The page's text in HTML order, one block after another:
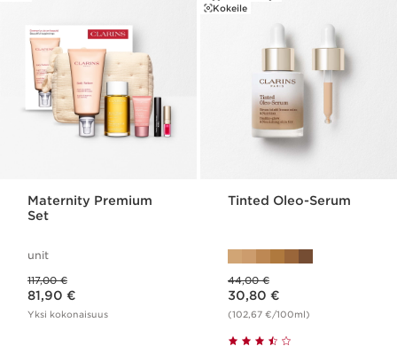
Maternity Premium
Set
unit
117,00 €
Nykyinen hinta 81,90 €
81,90 €
Yksi kokonaisuus
Kokeile
Tinted Oleo-Serum
44,00 €
Nykyinen hinta 30,80 €
30,80 €
(102,67 €/100ml)